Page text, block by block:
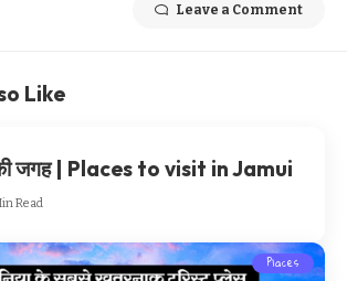
Leave a Comment
Like
जगह | Places to visit in Jamui
Read
Places